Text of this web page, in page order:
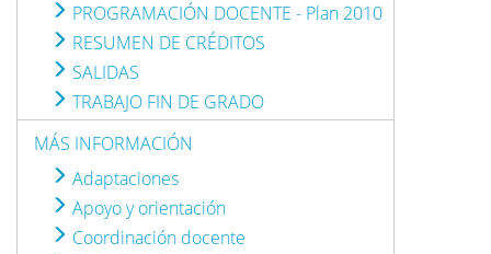
PROGRAMACIÓN DOCENTE - Plan 2010
RESUMEN DE CRÉDITOS
SALIDAS
TRABAJO FIN DE GRADO
MÁS INFORMACIÓN
Adaptaciones
Apoyo y orientación
Coordinación docente